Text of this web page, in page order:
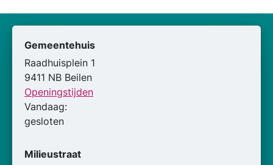
Gemeentehuis
Raadhuisplein 1
9411 NB Beilen
Openingstijden
Vandaag:
gesloten
Milieustraat